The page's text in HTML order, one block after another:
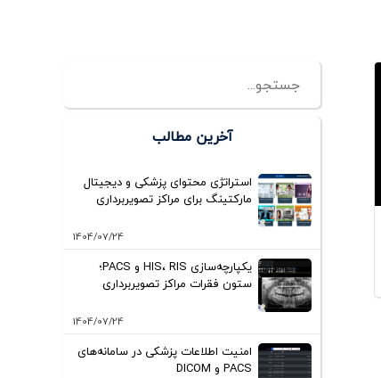
آخرین مطالب
استراتژی محتوای پزشکی و دیجیتال
مارکتینگ برای مراکز تصویربرداری
1404/07/24
یکپارچه‌سازی HIS، RIS و PACS؛
ستون فقرات مراکز تصویربرداری
1404/07/24
امنیت اطلاعات پزشکی در سامانه‌های
PACS و DICOM